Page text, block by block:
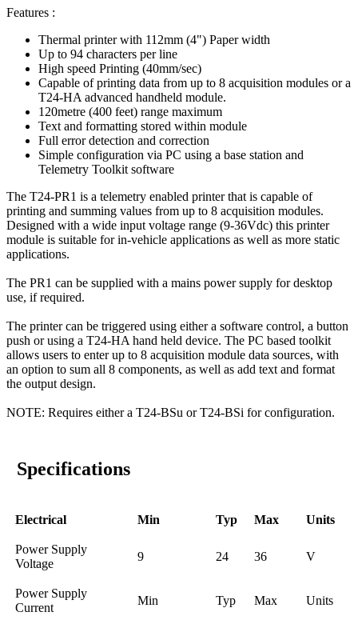
Features :
Thermal printer with 112mm (4") Paper width
Up to 94 characters per line
High speed Printing (40mm/sec)
Capable of printing data from up to 8 acquisition modules or a
T24-HA advanced handheld module.
120metre (400 feet) range maximum
Text and formatting stored within module
Full error detection and correction
Simple configuration via PC using a base station and
Telemetry Toolkit software
The T24-PR1 is a telemetry enabled printer that is capable of
printing and summing values from up to 8 acquisition modules.
Designed with a wide input voltage range (9-36Vdc) this printer
module is suitable for in-vehicle applications as well as more static
applications.
The PR1 can be supplied with a mains power supply for desktop
use, if required.
The printer can be triggered using either a software control, a button
push or using a T24-HA hand held device. The PC based toolkit
allows users to enter up to 8 acquisition module data sources, with
an option to sum all 8 components, as well as add text and format
the output design.
NOTE: Requires either a T24-BSu or T24-BSi for configuration.
Specifications
Electrical Min Typ Max Units
Power Supply
Voltage
9 24 36 V
Power Supply
Current
Min Typ Max Units